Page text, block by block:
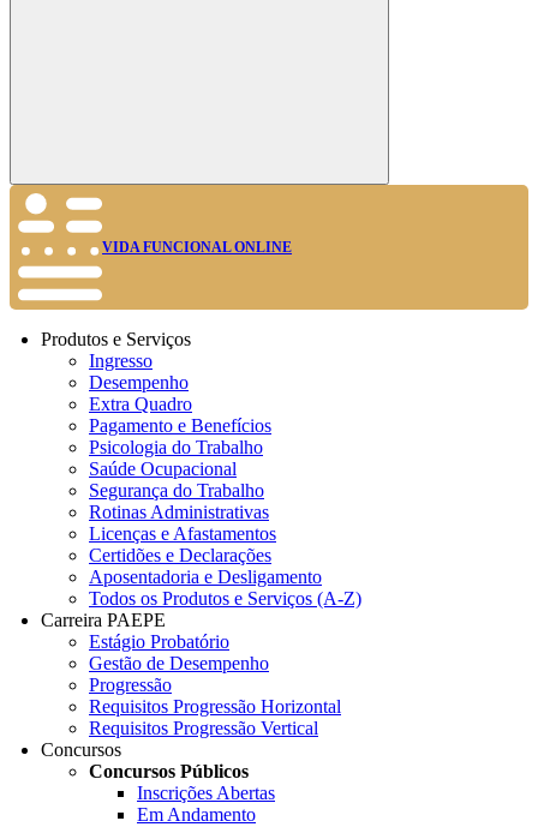
Buscar
VIDA FUNCIONAL ONLINE
Produtos e Serviços
Ingresso
Desempenho
Extra Quadro
Pagamento e Benefícios
Psicologia do Trabalho
Saúde Ocupacional
Segurança do Trabalho
Rotinas Administrativas
Licenças e Afastamentos
Certidões e Declarações
Aposentadoria e Desligamento
Todos os Produtos e Serviços (A-Z)
Carreira PAEPE
Estágio Probatório
Gestão de Desempenho
Progressão
Requisitos Progressão Horizontal
Requisitos Progressão Vertical
Concursos
Concursos Públicos
Inscrições Abertas
Em Andamento